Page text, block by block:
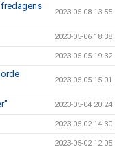
2023-05-08 13:55
2023-05-06 18:38
2023-05-05 19:32
2023-05-05 15:01
2023-05-04 20:24
2023-05-02 14:30
2023-05-02 12:05